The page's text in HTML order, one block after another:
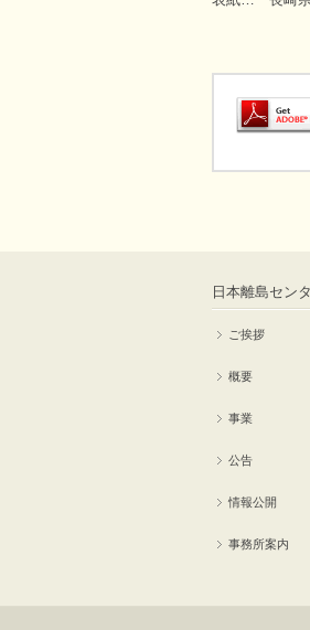
日本離島セン
ご挨拶
概要
事業
公告
情報公開
事務所案内